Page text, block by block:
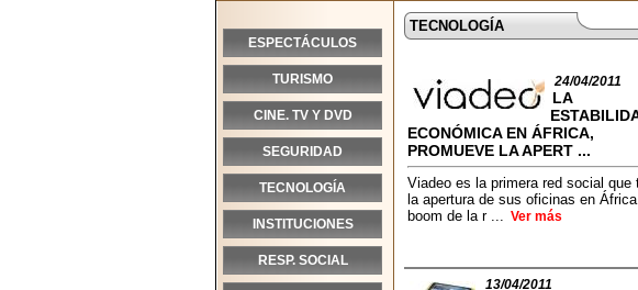
ESPECTÁCULOS
TURISMO
CINE. TV Y DVD
SEGURIDAD
TECNOLOGÍA
INSTITUCIONES
RESP. SOCIAL
TECNOLOGÍA
24/04/2011
LA
ECONÓMICA EN ÁFRICA,
PROMUEVE LA APERT ...
Viadeo es la primera red social que
la apertura de sus oficinas en
boom de la r ... Ver más
13/04/2011